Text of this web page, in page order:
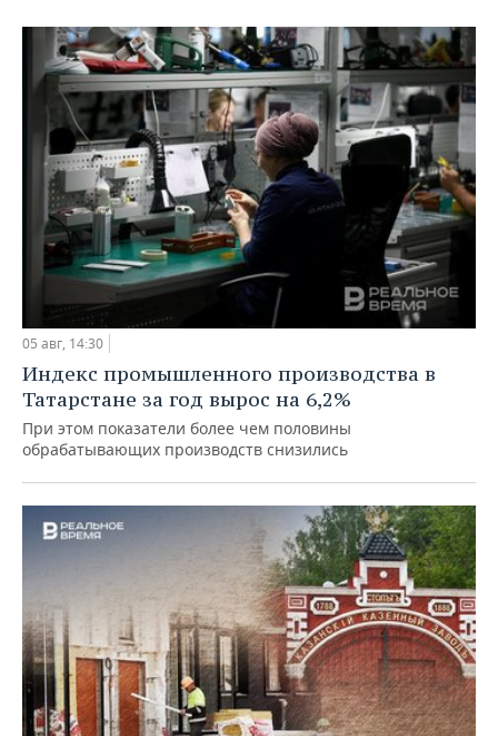
05 авг, 14:30
Индекс промышленного производства в
Татарстане за год вырос на 6,2%
При этом показатели более чем половины
обрабатывающих производств снизились